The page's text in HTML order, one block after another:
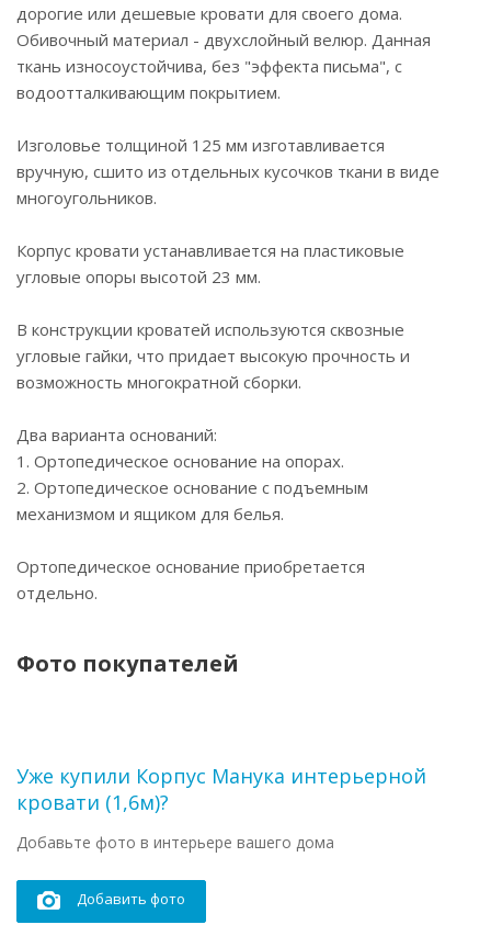
дорогие или дешевые кровати для своего дома.
Обивочный материал - двухслойный велюр. Данная
ткань износоустойчива, без "эффекта письма", с
водоотталкивающим покрытием.
Изголовье толщиной 125 мм изготавливается
вручную, сшито из отдельных кусочков ткани в виде
многоугольников.
Корпус кровати устанавливается на пластиковые
угловые опоры высотой 23 мм.
В конструкции кроватей используются сквозные
угловые гайки, что придает высокую прочность и
возможность многократной сборки.
Два варианта оснований:
1. Ортопедическое основание на опорах.
2. Ортопедическое основание с подъемным
механизмом и ящиком для белья.
Ортопедическое основание приобретается
отдельно.
Фото покупателей
Уже купили Корпус Манука интерьерной
кровати (1,6м)?
Добавьте фото в интерьере вашего дома
Добавить фото